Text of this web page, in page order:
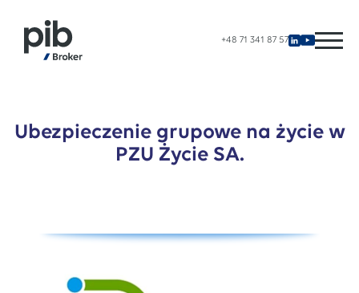
+48 71 341 87 57
Ubezpieczenie grupowe na życie w
PZU Życie SA.